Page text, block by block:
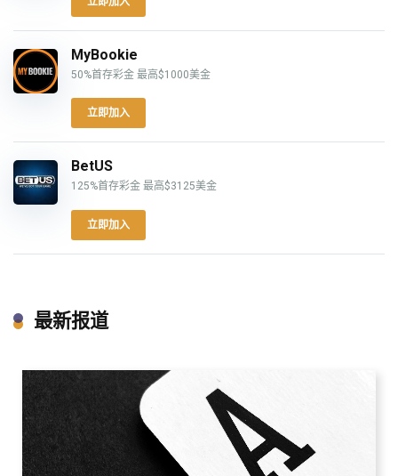
MyBookie
50%首存彩金 最高$1000美金
立即加入
BetUS
125%首存彩金 最高$3125美金
立即加入
最新报道